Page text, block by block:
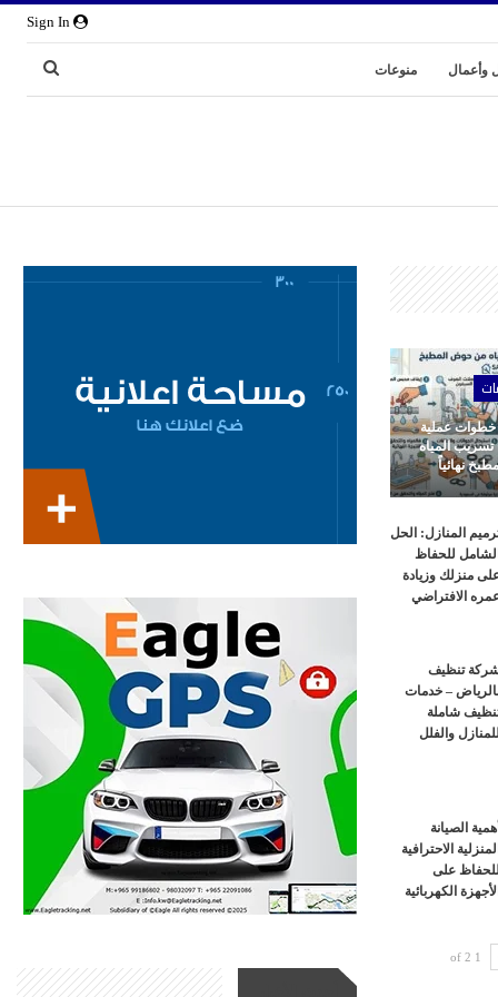
وأعمال منوعات
خطوات عملية
المياه
نهائياً
المنازل: الحل
الشامل للحفاظ
منزلك وزيادة
الافتراضي
تنظيف
– خدمات
شاملة
للمنازل والفلل
أهمية الصيانة
المنزلية الاحترافية
للحفاظ على
الأجهزة الكهربائية
1 of 2